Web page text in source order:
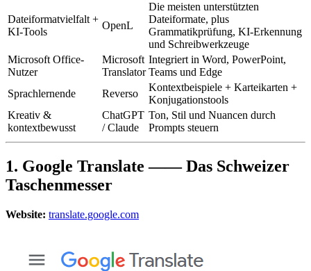
Dateiformatvielfalt +
KI-Tools
OpenL
Die meisten unterstützten
Dateiformate, plus
Grammatikprüfung, KI-Erkennung
und Schreibwerkzeuge
Microsoft Office-
Nutzer
Microsoft
Translator
Integriert in Word, PowerPoint,
Teams und Edge
Sprachlernende
Reverso
Kontextbeispiele + Karteikarten +
Konjugationstools
Kreativ &
kontextbewusst
ChatGPT
/ Claude
Ton, Stil und Nuancen durch
Prompts steuern
1. Google Translate —— Das Schweizer
Taschenmesser
Website: translate.google.com